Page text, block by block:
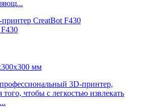
мм
3D-принтер,
чтобы с легкостью извлекать